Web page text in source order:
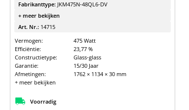
Fabrikanttype: JKM475N-48QL6-DV
+ meer bekijken
Art. Nr.: 14715
Vermogen:
475 Watt
Efficiëntie:
23,77 %
Constructietype:
Glass-glass
Garantie:
15/30 Jaar
Afmetingen:
1762 × 1134 × 30 mm
+ meer bekijken
Voorradig